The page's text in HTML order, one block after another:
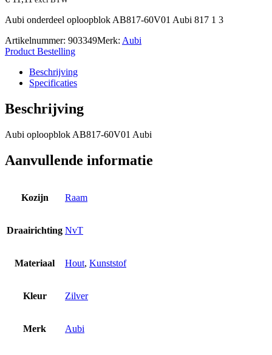
Aubi onderdeel oploopblok AB817-60V01 Aubi 817 1 3
Artikelnummer: 903349Merk: Aubi
Product Bestelling
Beschrijving
Specificaties
Beschrijving
Aubi oploopblok AB817-60V01 Aubi
Aanvullende informatie
Kozijn Raam
Draairichting NvT
Materiaal Hout, Kunststof
Kleur Zilver
Merk Aubi